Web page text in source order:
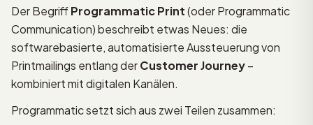
Der BegriffProgrammatic Print(oder Programmatic
Communication) beschreibt etwas Neues: die
softwarebasierte, automatisierte Aussteuerung von
Printmailings entlang derCustomer Journey–
kombiniert mit digitalen Kanälen.
Programmatic setzt sich aus zwei Teilen zusammen: